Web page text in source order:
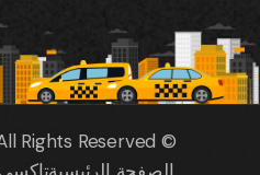
© Copyright 2025. All Rights Reserved.